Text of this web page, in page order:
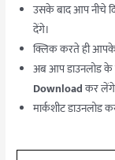
उसके बाद आप नीचे
देंगे।
क्लिक करते ही
अब आप डाउनलोड
Downloadकर
मार्कशीट